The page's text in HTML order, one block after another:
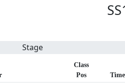
Stage
Class
Pos
Time